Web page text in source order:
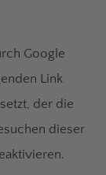
Google
Link
der die
dieser